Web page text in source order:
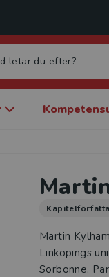
Martin
Linköpings
Sorbonne,